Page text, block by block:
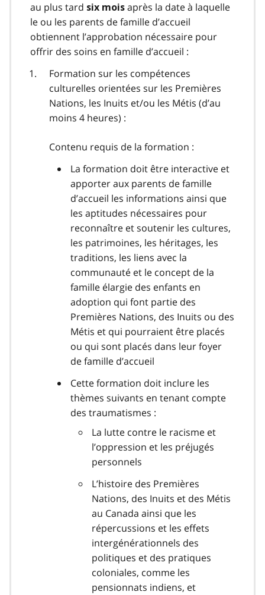
au plus tard six mois après la date à laquelle
le ou les parents de famille d’accueil
obtiennent l’approbation nécessaire pour
offrir des soins en famille d’accueil :
Formation sur les compétences
culturelles orientées sur les Premières
Nations, les Inuits et/ou les Métis (d’au
moins 4 heures) :
Contenu requis de la formation :
La formation doit être interactive et
apporter aux parents de famille
d’accueil les informations ainsi que
les aptitudes nécessaires pour
reconnaître et soutenir les cultures,
les patrimoines, les héritages, les
traditions, les liens avec la
communauté et le concept de la
famille élargie des enfants en
adoption qui font partie des
Premières Nations, des Inuits ou des
Métis et qui pourraient être placés
ou qui sont placés dans leur foyer
de famille d’accueil
Cette formation doit inclure les
thèmes suivants en tenant compte
des traumatismes :
La lutte contre le racisme et
l’oppression et les préjugés
personnels
L’histoire des Premières
Nations, des Inuits et des Métis
au Canada ainsi que les
répercussions et les effets
intergénérationnels des
politiques et des pratiques
coloniales, comme les
pensionnats indiens, et